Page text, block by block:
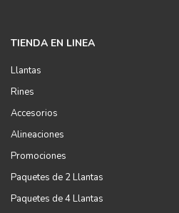
TIENDA EN LINEA
Llantas
Rines
Accesorios
Alineaciones
Promociones
Paquetes de 2 Llantas
Paquetes de 4 Llantas